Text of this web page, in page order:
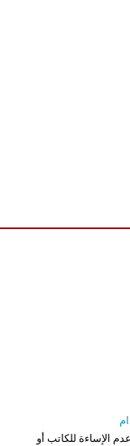
عدم الإساءة للكاتب أو